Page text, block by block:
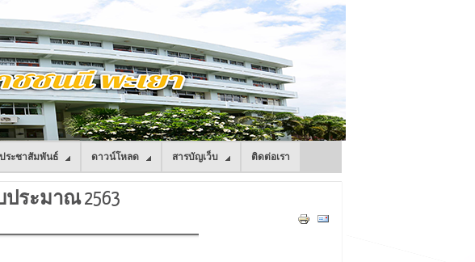
ระชาสัมพันธ์ ดาวน์โหลด สารบัญเว็บ ติดต่อเรา
ระมาณ 2563